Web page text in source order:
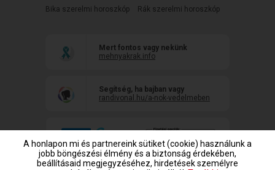
Bika szerelmi horoszkóp
Rák szerelmi horoszkóp
Mert fontos vagy nekünk
mehnyakrak.info
Segítség, ha bajban vagy
randivonal.hu/a-nok-vedelmeben
A honlapon mi és partnereink sütiket (cookie) használunk a
jobb böngészési élmény és a biztonság érdekében,
beállításaid megjegyzéséhez, hirdetések személyre